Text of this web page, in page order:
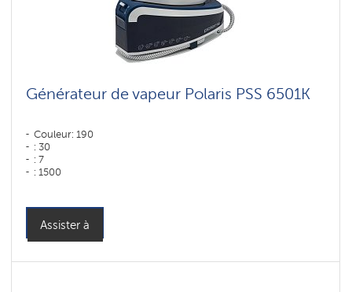
Générateur de vapeur Polaris PSS 6501K
Couleur: 190
: 30
: 7
: 1500
Couleur: Синий-белый
Puissance, W: 3000 W
Assister à